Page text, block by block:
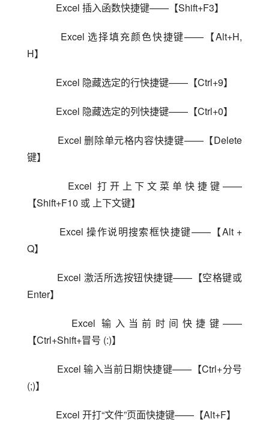
    Excel 插入函数快捷键——【Shift+F3】
H】
    Excel 隐藏选定的行快捷键——【Ctrl+9】
    Excel 隐藏选定的列快捷键——【Ctrl+0】
键】
【Shift+F10 或 上下文键】
Q】
Enter】
【Ctrl+Shift+冒号 (:)】
(;)】
    Excel 开打“文件”页面快捷键——【Alt+F】